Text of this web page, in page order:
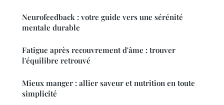
Neurofeedback : votre guide vers une sérénité
mentale durable
Fatigue après recouvrement d'âme : trouver
l'équilibre retrouvé
Mieux manger : allier saveur et nutrition en toute
simplicité